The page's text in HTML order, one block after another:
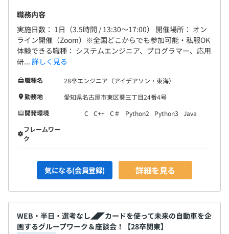
職務内容
実施日数： 1日（3.5時間 / 13:30～17:00） 開催場所： オン
ライン開催（Zoom）※全国どこからでも参加可能・私服OK
体験できる職種： システムエンジニア、プログラマー、応用
研... 詳しく見る
職種名
28卒エンジニア（アイデアソン・東海）
勤務地
愛知県名古屋市東区葵三丁目24番4号
開発環境
C C++ C＃ Python2 Python3
Java
フレームワー
ク
気になる(会員登録) 詳細を見る
WEB・半日・選考なし◢◤カードを使って未来の自動車を企
画するグループワーク＆座談会！【28卒関東】